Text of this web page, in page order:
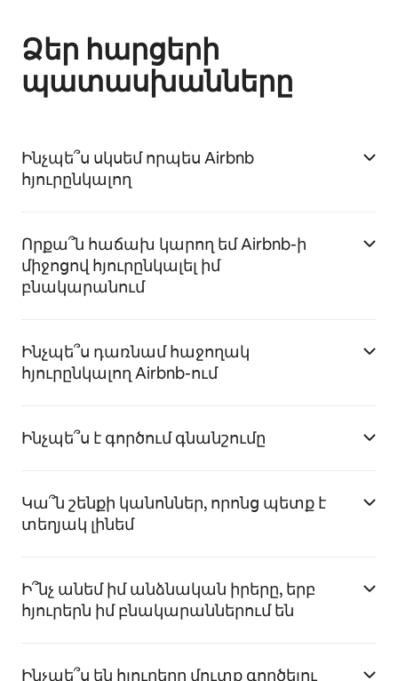
Ձեր հարցերի
պատասխանները
Ինչպե՞ս սկսեմ որպես Airbnb
հյուրընկալող
Որքա՞ն հաճախ կարող եմ Airbnb-ի
միջոցով հյուրընկալել իմ
բնակարանում
Ինչպե՞ս դառնամ հաջողակ
հյուրընկալող Airbnb-ում
Ինչպե՞ս է գործում գնանշումը
Կա՞ն շենքի կանոններ, որոնց պետք է
տեղյակ լինեմ
Ի՞նչ անեմ իմ անձնական իրերը, երբ
հյուրերն իմ բնակարաններում են
Ինչպե՞ս են հյուրերը մուտք գործելու